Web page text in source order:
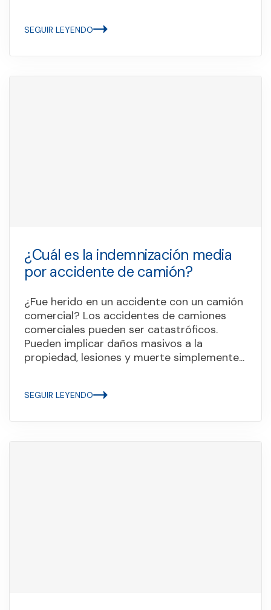
SEGUIR LEYENDO
¿Cuál es la indemnización media
por accidente de camión?
¿Fue herido en un accidente con un camión
comercial? Los accidentes de camiones
comerciales pueden ser catastróficos.
Pueden implicar daños masivos a la
propiedad, lesiones y muerte simplemente...
SEGUIR LEYENDO